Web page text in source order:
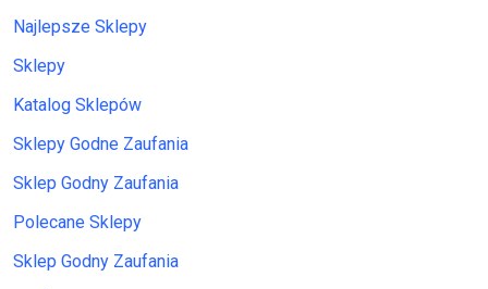
Najlepsze Sklepy
Sklepy
Katalog Sklepów
Sklepy Godne Zaufania
Sklep Godny Zaufania
Polecane Sklepy
Sklep Godny Zaufania